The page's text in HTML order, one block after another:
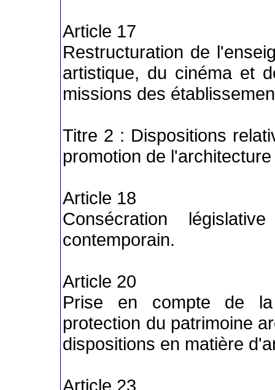
Article 17
Restructuration de
artistique, du cinéma et
missions des
Titre 2 : Dispositions
promotion de l'architecture
Article 18
Consécration
contemporain.
Article 20
Prise en compte de
protection du patrimoine
dispositions en matière
Article 23